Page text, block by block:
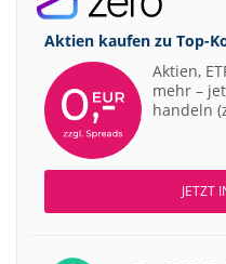
Aktien kaufen zu Top-
Aktien,
mehr –
handeln
JETZT